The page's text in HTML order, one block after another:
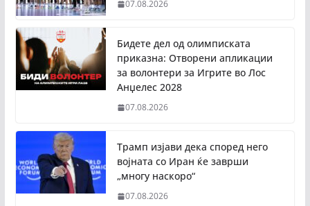
07.08.2026
Бидете дел од олимписката
приказна: Отворени апликации
за волонтери за Игрите во Лос
Анџелес 2028
07.08.2026
Трамп изјави дека според него
војната со Иран ќе заврши
„многу наскоро“
07.08.2026